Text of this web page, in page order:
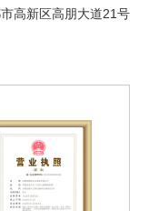
高新区高朋大道21号